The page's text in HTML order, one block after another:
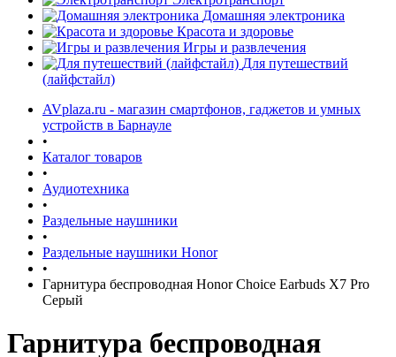
Домашняя электроника
Красота и здоровье
Игры и развлечения
Для путешествий
(лайфстайл)
AVplaza.ru - магазин смартфонов, гаджетов и умных
устройств в Барнауле
•
Каталог товаров
•
Аудиотехника
•
Раздельные наушники
•
Раздельные наушники Honor
•
Гарнитура беспроводная Honor Choice Earbuds X7 Pro
Серый
Гарнитура беспроводная